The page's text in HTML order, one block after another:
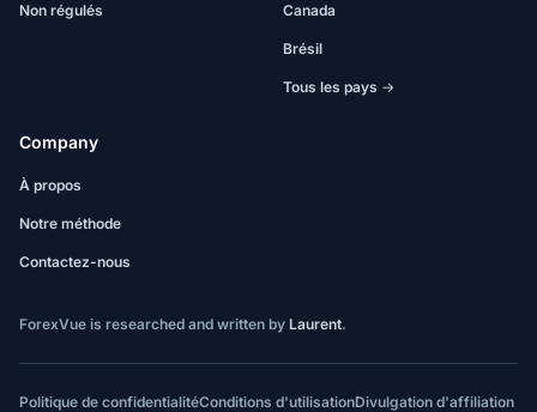
Non régulés Canada
Brésil
Tous les pays →
Company
À propos
Notre méthode
Contactez-nous
ForexVue is researched and written by Laurent.
Politique de confidentialitéConditions d'utilisationDivulgation d'affiliation